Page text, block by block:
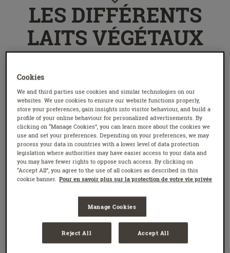
LES DIFFÉRENTS
LAITS VÉGÉTAUX
ET LEURS
CARACTÉRISTIQUES
Selon son origine, le lait végétal contient des
substances et des particularités gustatives qui
le rendent plus ou moins indiqué selon les
profils de consommateurs.
Cookies
We and third parties use cookies and similar technologies on our
websites. We use cookies to ensure our website functions properly,
store your preferences, gain insights into visitor behaviour, and build a
profile of your online behaviour for personalized advertisements. By
clicking on “Manage Cookies”, you can learn more about the cookies we
use and set your preferences. Depending on your preferences, we may
process your data in countries with a lower level of data protection
legislation where authorities may have easier access to your data and
you may have fewer rights to oppose such access. By clicking on
“Accept All”, you agree to the use of all cookies as described in this
cookie banner. Pour en savoir plus sur la protection de votre vie privée
Manage Cookies
Reject All Accept All